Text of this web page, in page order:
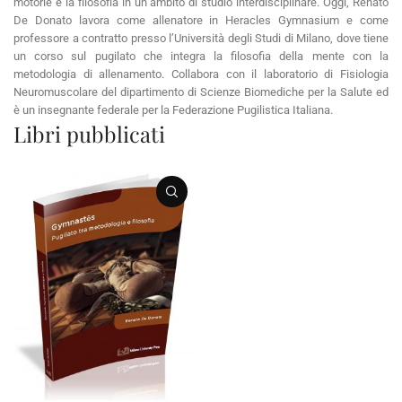
De Donato lavora come allenatore in Heracles Gymnasium e come
professore a contratto presso l’Università degli Studi di Milano, dove tiene
un corso sul pugilato che integra la filosofia della mente con la
metodologia di allenamento. Collabora con il laboratorio di Fisiologia
Neuromuscolare del dipartimento di Scienze Biomediche per la Salute ed
è un insegnante federale per la Federazione Pugilistica Italiana.
Libri pubblicati